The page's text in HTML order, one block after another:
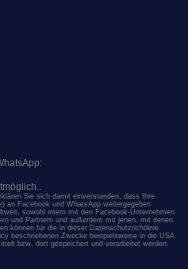
Sie sich damit einverstanden, dass Ihre
an Facebook und WhatsApp weitergegeben
sowohl intern mit den Facebook-Unternehmen
und Partnern und außerdem mit jenen, mit denen
können für die in dieser Datenschutzrichtlinie
beschriebenen Zwecke beispielsweise in die USA
bzw. dort gespeichert und verarbeitet werden.